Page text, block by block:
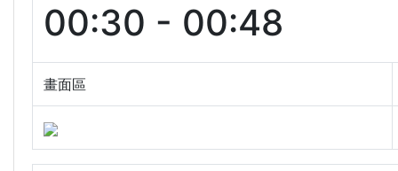
00:30 - 00:48
畫面區